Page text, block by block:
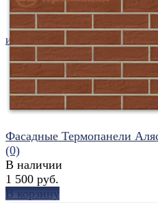
избранное
Фасадные Термопанели
(0)
В наличии
1 500 руб.
В корзину